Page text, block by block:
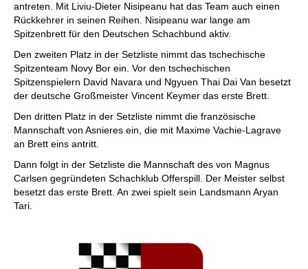
antreten. Mit Liviu-Dieter Nisipeanu hat das Team auch einen
Rückkehrer in seinen Reihen. Nisipeanu war lange am
Spitzenbrett für den Deutschen Schachbund aktiv.
Den zweiten Platz in der Setzliste nimmt das tschechische
Spitzenteam Novy Bor ein. Vor den tschechischen
Spitzenspielern David Navara und Ngyuen Thai Dai Van besetzt
der deutsche Großmeister Vincent Keymer das erste Brett.
Den dritten Platz in der Setzliste nimmt die französische
Mannschaft von Asnieres ein, die mit Maxime Vachie-Lagrave
an Brett eins antritt.
Dann folgt in der Setzliste die Mannschaft des von Magnus
Carlsen gegründeten Schachklub Offerspill. Der Meister selbst
besetzt das erste Brett. An zwei spielt sein Landsmann Aryan
Tari.